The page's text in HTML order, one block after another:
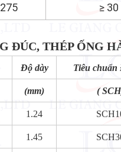
≥ 30
ĐÚC, THÉP ỐNG
Độ dày Tiêu chuẩn
(mm) (
1.24
1.45